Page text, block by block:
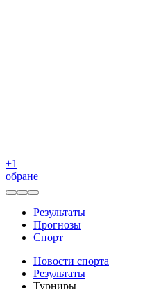
+1
обране
Результаты
Прогнозы
Спорт
Новости спорта
Результаты
Турниры